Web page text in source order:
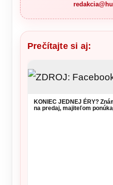
Prečítajte si aj:
KONIEC JEDNEJ ÉRY?